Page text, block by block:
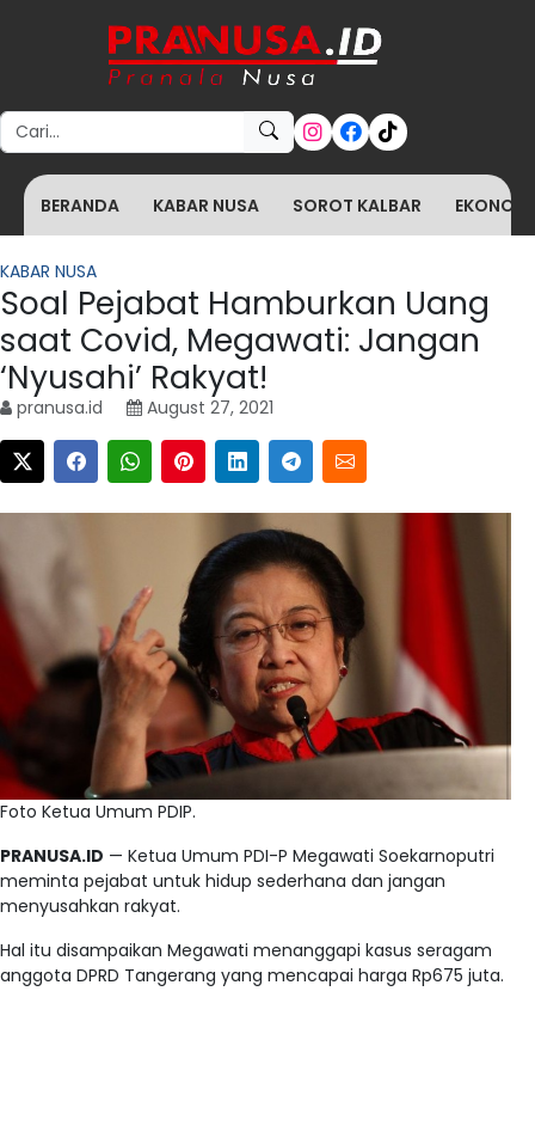
Search for:
BERANDA KABAR NUSA SOROT KALBAR
KABAR NUSA
Soal Pejabat Hamburkan Uang
saat Covid, Megawati: Jangan
‘Nyusahi’ Rakyat!
pranusa.id August 27, 2021
Foto Ketua Umum PDIP.
PRANUSA.ID — Ketua Umum PDI-P Megawati Soekarnoputri
meminta pejabat untuk hidup sederhana dan jangan
menyusahkan rakyat.
Hal itu disampaikan Megawati menanggapi kasus seragam
anggota DPRD Tangerang yang mencapai harga Rp675 juta.